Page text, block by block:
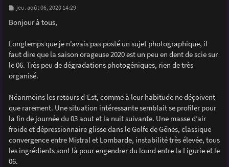
M
s
s
e
jeu. août 06, 2020 14:29
Bonjour à tous,
Longtemps que je n’avais pas posté un sujet photographique, il
faut dire que la saison orageuse 2020 est un peu en dent de scie sur
le 06. Très peu de dégradations photogéniques, rien de très
organisé.
Néanmoins les retours d’Est, comme à leur habitude ne déçoivent
que rarement. Une situation intéressante semblait se profiler pour
la fin de journée du 03 aout et la nuit suivante. Une masse d’air
froide et dépressionnaire glisse dans le Golfe de Gênes, classique
convergence entre Mistral et Lombarde, instabilité très élevée, tous
les ingrédients sont là pour engendrer du lourd entre la Ligurie et le
06.